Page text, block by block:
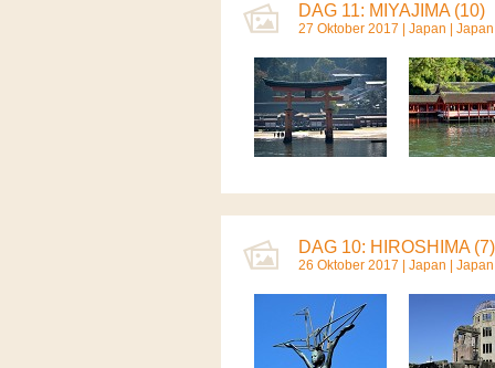
DAG 11: MIYAJIMA (10)
27 Oktober 2017 | Japan Japan
DAG 10: HIROSHIMA (7)
26 Oktober 2017 | Japan Japan